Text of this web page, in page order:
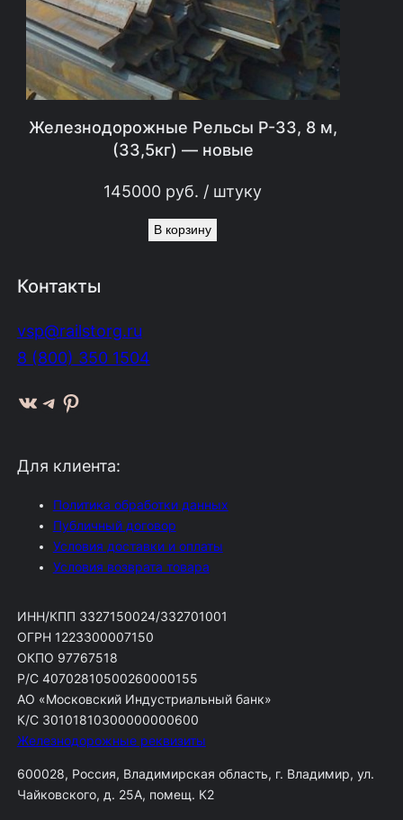
Железнодорожные Рельсы Р-33, 8 м,
(33,5кг) — новые
145000 руб. / штуку
В корзину
Контакты
vsp@railstorg.ru
8 (800) 350 1504
ВКонтакте Telegram Pinterest
Для клиента:
Политика обработки данных
Публичный договор
Условия доставки и оплаты
Условия возврата товара
ИНН/КПП 3327150024/332701001
ОГРН 1223300007150
ОКПО 97767518
Р/С 40702810500260000155
АО «Московский Индустриальный банк»
К/С 30101810300000000600
Железнодорожные реквизиты
600028, Россия, Владимирская область, г. Владимир, ул.
Чайковского, д. 25А, помещ. К2